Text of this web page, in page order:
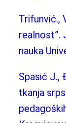
Trifunvić.,
realnost”.
nauka
Spasić J.,
tkanja